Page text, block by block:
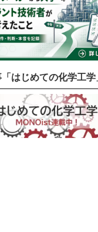
はじめての化学工学